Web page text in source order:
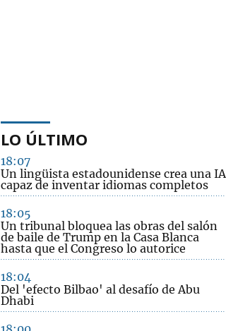
LO ÚLTIMO
18:07
Un lingüista estadounidense crea una IA
capaz de inventar idiomas completos
18:05
Un tribunal bloquea las obras del salón
de baile de Trump en la Casa Blanca
hasta que el Congreso lo autorice
18:04
Del 'efecto Bilbao' al desafío de Abu
Dhabi